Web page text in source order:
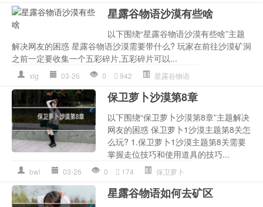
星露谷物语沙漠有些啥
以下围绕“星露谷物语沙漠有些啥”主题
解决网友的困惑 星露谷物语沙漠需要带什么? 玩家在前往沙漠矿洞
之前一定要收集一个五彩碎片,五彩碎片可以...
xlg 03-26 0 942 星露谷物语
保卫萝卜沙漠第8章
以下围绕“保卫萝卜沙漠第8章”主题解决
网友的困惑 保卫萝卜1沙漠主题第8关怎
么玩? 1.保卫萝卜1沙漠主题第8关需要
掌握走位技巧和使用道具的技巧...
bwl 03-26 0 174 保卫萝卜
星露谷物语如何去矿区